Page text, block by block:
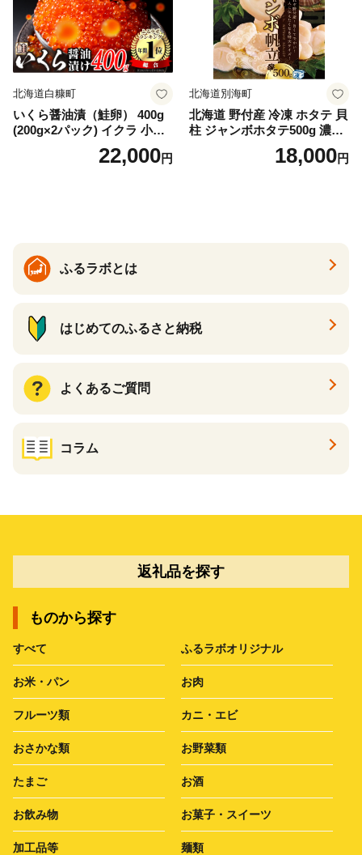
納税 ふるさとチョイス チョ
イス 北海道 白糠町
北海道白糠町
いくら醤油漬（鮭卵） 400g
(200g×2パック) イクラ 小分
け いくら醤油漬 鮭いくら い
くら醤油漬け 鮭 鮭卵 ikura
22,000円
北海道別海町
北海道 野付産 冷凍 ホタテ 貝
柱 ジャンボホタテ500g 濃厚
な旨味と甘み （ほたて ホタ
テ 帆立 貝柱 ホタテ貝柱 大玉
18,000円
ふるラボとは
はじめてのふるさと納税
よくあるご質問
コラム
返礼品を探す
ものから探す
すべて ふるラボオリジナル
お米・パン お肉
フルーツ類 カニ・エビ
おさかな類 お野菜類
たまご お酒
お飲み物 お菓子・スイーツ
加工品等 麺類